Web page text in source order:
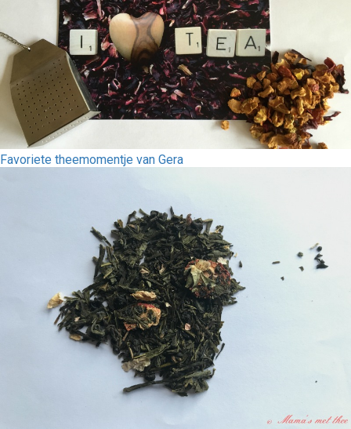
Favoriete theemomentje van Gera